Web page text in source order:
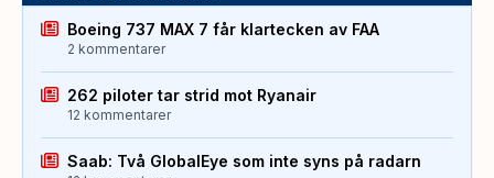
Boeing 737 MAX 7 får klartecken av FAA
2 kommentarer
262 piloter tar strid mot Ryanair
12 kommentarer
Saab: Två GlobalEye som inte syns på radarn